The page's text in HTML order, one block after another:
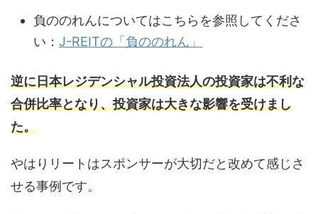
負ののれんについてはこちらを参照してくださ
い： J-REITの「負ののれん」
逆に日本レジデンシャル投資法人の投資家は不利な
合併比率となり、投資家は大きな影響を受けまし
た。
やはりリートはスポンサーが大切だと改めて感じさ
せる事例です。